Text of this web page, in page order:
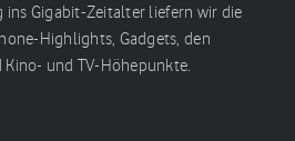
ins Gigabit-Zeitalter liefern wir die
Highlights, Gadgets, den
Kino- und TV-Höhepunkte.